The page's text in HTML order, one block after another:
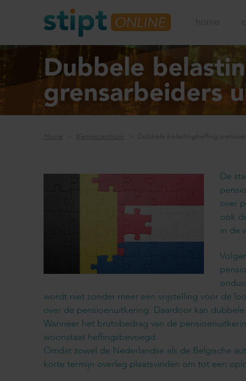
home
Dubbele
grensarbeiders
Home Kenniscentrum Dubbele belastingheffing
De
over
ook
in de
wordt niet zonder meer een vrijstelling voor de
over de pensioenuitkering. Daardoor kan
Wanneer het brutobedrag van de
woonstaat heffingsbevoegd.
Omdat zowel de Nederlandse als de Belgische
korte termijn overleg plaatsvinden om tot een